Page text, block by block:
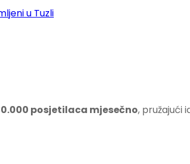
u Tuzli
posjetilaca mjesečno, pružajući